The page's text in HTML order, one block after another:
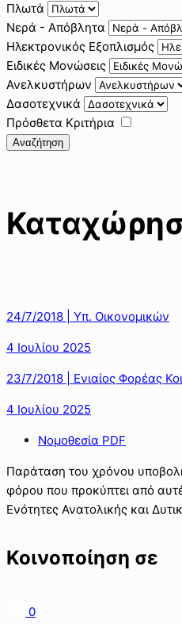
Πλωτά
Νερά - Απόβλητα
Ηλεκτρονικός Εξοπλισμός
Ειδικές Μονώσεις
Ανελκυστήρων
Δασοτεχνικά
Πρόσθετα Κριτήρια
Αναζήτηση
24/7/2018 | Υπ. Οικονομικών
4 Ιουλίου 2025
23/7/2018 | Ενιαίος Φορέας
4 Ιουλίου 2025
Νομοθεσία PDF
Παράταση του χρόνου
φόρου που προκύπτει από
Ενότητες Ανατολικής και
Κοινοποίηση σε
0